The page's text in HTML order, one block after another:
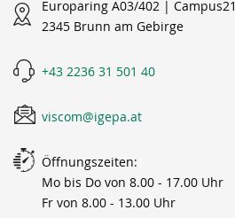
Europaring A03/402 | Campus21
2345 Brunn am Gebirge
+43 2236 31 501 40
viscom@igepa.at
Öffnungszeiten:
Mo bis Do von 8.00 - 17.00 Uhr
Fr von 8.00 - 13.00 Uhr